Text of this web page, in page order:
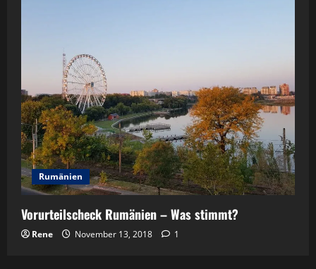
Rumänien
Vorurteilscheck Rumänien – Was stimmt?
Rene November 13, 2018 1